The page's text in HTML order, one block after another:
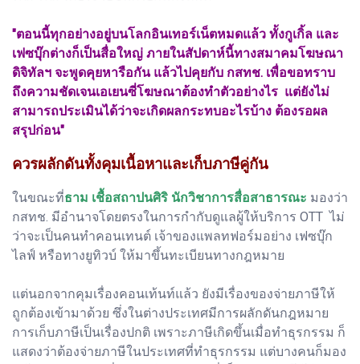
"ตอนนี้ทุกอย่างอยู่บนโลกอินเทอร์เน็ตหมดแล้ว ทั้งกูเกิ้ล และ
เฟซบุ๊กต่างก็เป็นสื่อใหญ่ ภายในสัปดาห์นี้ทางสมาคมโฆษณา
ดิจิทัลฯ จะพูดคุยหารือกัน แล้วไปคุยกับ กสทช. เพื่อขอทราบ
ถึงความชัดเจนเอเยนซี่โฆษณาต้องทำตัวอย่างไร แต่ยังไม่
สามารถประเมินได้ว่าจะเกิดผลกระทบอะไรบ้าง ต้องรอผล
สรุปก่อน"
ควรผลักดันทั้งคุมเนื้อหาและเก็บภาษีคู่กัน
ในขณะที่ธาม เชื้อสถาปนศิริ นักวิชาการสื่อสาธารณะ มองว่า
กสทช. มีอำนาจโดยตรงในการกำกับดูแลผู้ให้บริการ OTT ไม่
ว่าจะเป็นคนทำคอนเทนต์ เจ้าของแพลทฟอร์มอย่าง เฟซบุ๊ก
ไลฟ์ หรือทางยูทิวบ์ ให้มาขึ้นทะเบียนทางกฎหมาย
แต่นอกจากคุมเรื่องคอนเท้นท์แล้ว ยังมีเรื่องของจ่ายภาษีให้
ถูกต้องเข้ามาด้วย ซึ่งในต่างประเทศมีการผลักดันกฎหมาย
การเก็บภาษีเป็นเรื่องปกติ เพราะภาษีเกิดขึ้นเมื่อทำธุรกรรม ก็
แสดงว่าต้องจ่ายภาษีในประเทศที่ทำธุรกรรม แต่บางคนก็มอง